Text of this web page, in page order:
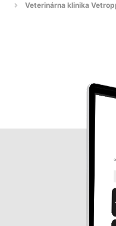
Veterinárna klinika